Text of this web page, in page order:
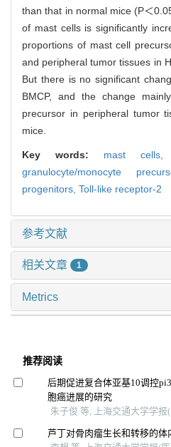
than that in normal mice (P＜
of mast cells is significantly
proportions of mast cell
and peripheral tumor tissues in
But there is no significant
BMCP, and the change
precursor in peripheral tumor
mice.
Key words: mast
granulocyte/monocyte
progenitors, Toll-like receptor-2
参考文献
相关文章 1
Metrics
推荐阅读
后期促进复合体亚基10调控
胞癌进展的研究
朱子俊 等, 上海交通大学学报
芦丁对骨肉瘤生长和转移的体